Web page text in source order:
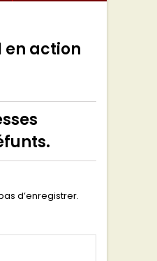
en action
d’enregistrer.